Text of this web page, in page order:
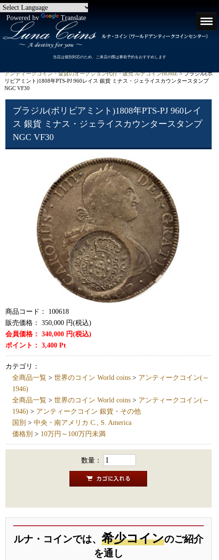
Powered by Translate
当店は個別対応のため、ご来店の際は事前予約をおすすめします
アンティークコイン・金貨のオークション代行・販売 ルナコインHOME> ブラジル(ボ
リビアミント)1808年PTS-PJ 960レイス 銀貨 ミナス・ジェライスカウンタースタンプ
NGC VF30
ブラジル(ボリビアミント)1808年PTS-PJ 960レイ
ス 銀貨 ミナス・ジェライスカウンタースタンプ
NGC VF30
商品コード：
100618
販売価格：
350,000 円(税込)
会員価格：
340,000 円(税込)
ポイント：3,400 Pt
カテゴリ：
全商品一覧 >世界のコイン World coins > アンティークコイン(～
1946)
全商品一覧 >世界のコイン World coins > アンティークコイン(～
1946) > アンティークコイン 銀貨・その他
国別 >中央・南アメリカ C., S. America
価格別 > 10万円～100万円未満
数量：
ルナ・コインでは、 希少コインのご紹介
を通し